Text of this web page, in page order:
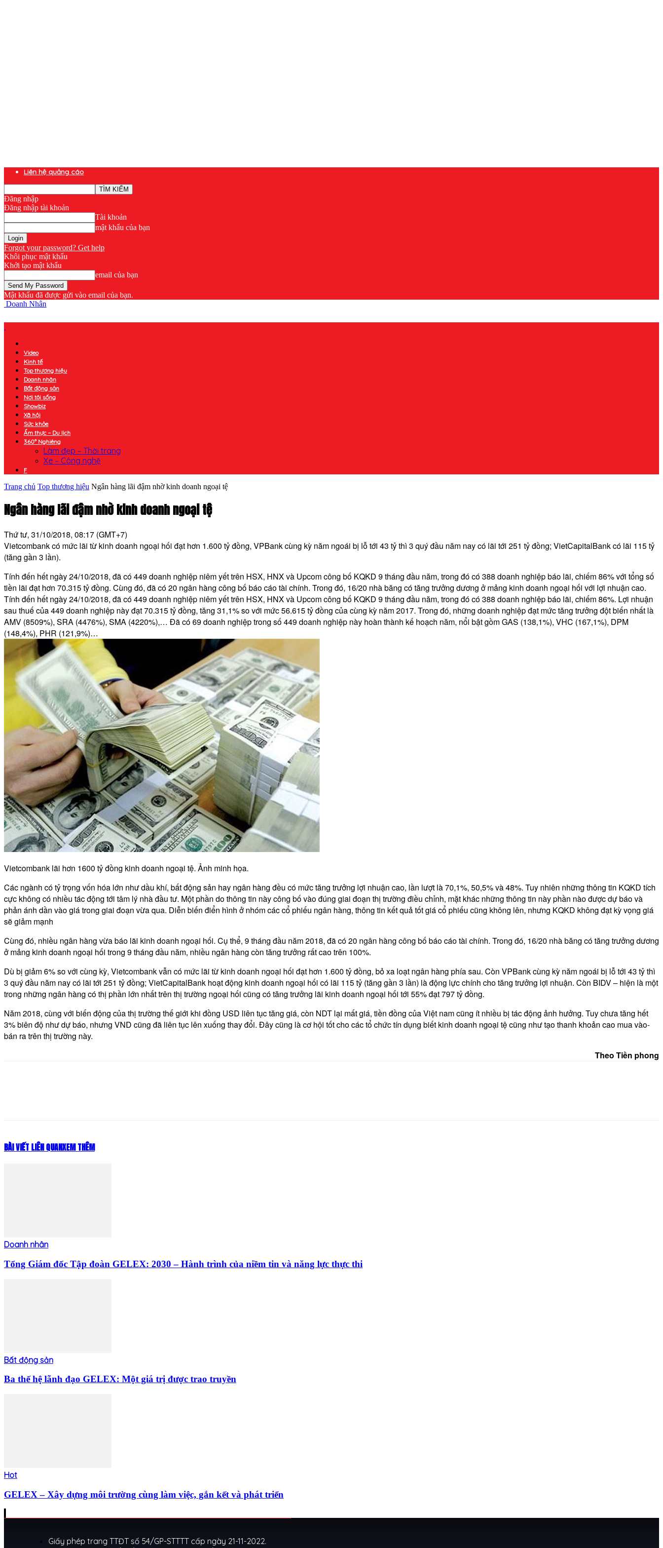
Liên hệ quảng cáo
Đăng nhập
Đăng nhập tài khoản
Tài khoản
mật khẩu của bạn
Forgot your password? Get help
Khôi phục mật khẩu
Khởi tạo mật khẩu
email của bạn
Mật khẩu đã được gửi vào email của bạn.
Doanh Nhân
Video
Kinh tế
Top thương hiệu
Doanh nhân
Bất động sản
Nơi tôi sống
Showbiz
Xã hội
Sức khỏe
Ẩm thực – Du lịch
360° Nghiêng
Làm đẹp – Thời trang
Xe – Công nghệ
F
Trang chủ Top thương hiệu Ngân hàng lãi đậm nhờ kinh doanh ngoại tệ
Ngân hàng lãi đậm nhờ kinh doanh ngoại tệ
Thứ tư, 31/10/2018, 08:17 (GMT+7)
Vietcombank có mức lãi từ kinh doanh ngoại hối đạt hơn 1.600 tỷ đồng, VPBank cùng kỳ năm ngoái bị lỗ tới 43 tỷ thì 3 quý đầu năm nay có lãi tới 251 tỷ đồng; VietCapitalBank có lãi 115 tỷ
(tăng gần 3 lần).
Tính đến hết ngày 24/10/2018, đã có 449 doanh nghiệp niêm yết trên HSX, HNX và Upcom công bố KQKD 9 tháng đầu năm, trong đó có 388 doanh nghiệp báo lãi, chiếm 86% với tổng số
tiền lãi đạt hơn 70.315 tỷ đồng. Cùng đó, đã có 20 ngân hàng công bố báo cáo tài chính. Trong đó, 16/20 nhà băng có tăng trưởng dương ở mảng kinh doanh ngoại hối với lợi nhuận cao.
Tính đến hết ngày 24/10/2018, đã có 449 doanh nghiệp niêm yết trên HSX, HNX và Upcom công bố KQKD 9 tháng đầu năm, trong đó có 388 doanh nghiệp báo lãi, chiếm 86%. Lợi nhuận
sau thuế của 449 doanh nghiệp này đạt 70.315 tỷ đồng, tăng 31,1% so với mức 56.615 tỷ đồng của cùng kỳ năm 2017. Trong đó, những doanh nghiệp đạt mức tăng trưởng đột biến nhất là
AMV (8509%), SRA (4476%), SMA (4220%),… Đã có 69 doanh nghiệp trong số 449 doanh nghiệp này hoàn thành kế hoạch năm, nổi bật gồm GAS (138,1%), VHC (167,1%), DPM
(148,4%), PHR (121,9%)…
Vietcombank lãi hơn 1600 tỷ đồng kinh doanh ngoại tệ. Ảnh minh họa.
Các ngành có tỷ trọng vốn hóa lớn như dầu khí, bất động sản hay ngân hàng đều có mức tăng trưởng lợi nhuận cao, lần lượt là 70,1%, 50,5% và 48%. Tuy nhiên những thông tin KQKD tích
cực không có nhiều tác động tới tâm lý nhà đầu tư. Một phần do thông tin này công bố vào đúng giai đoạn thị trường điều chỉnh, mặt khác những thông tin này phần nào được dự báo và
phản ánh dần vào giá trong giai đoạn vừa qua. Diễn biến điển hình ở nhóm các cổ phiếu ngân hàng, thông tin kết quả tốt giá cổ phiếu cũng không lên, nhưng KQKD không đạt kỳ vọng giá
sẽ giảm mạnh
Cùng đó, nhiều ngân hàng vừa báo lãi kinh doanh ngoại hối. Cụ thể, 9 tháng đầu năm 2018, đã có 20 ngân hàng công bố báo cáo tài chính. Trong đó, 16/20 nhà băng có tăng trưởng dương
ở mảng kinh doanh ngoại hối trong 9 tháng đầu năm, nhiều ngân hàng còn tăng trưởng rất cao trên 100%.
Dù bị giảm 6% so với cùng kỳ, Vietcombank vẫn có mức lãi từ kinh doanh ngoại hối đạt hơn 1.600 tỷ đồng, bỏ xa loạt ngân hàng phía sau. Còn VPBank cùng kỳ năm ngoái bị lỗ tới 43 tỷ thì
3 quý đầu năm nay có lãi tới 251 tỷ đồng; VietCapitalBank hoạt động kinh doanh ngoại hối có lãi 115 tỷ (tăng gần 3 lần) là động lực chính cho tăng trưởng lợi nhuận. Còn BIDV – hiện là một
trong những ngân hàng có thị phần lớn nhất trên thị trường ngoại hối cũng có tăng trưởng lãi kinh doanh ngoại hối tới 55% đạt 797 tỷ đồng.
Năm 2018, cùng với biến động của thị trường thế giới khi đồng USD liên tục tăng giá, còn NDT lại mất giá, tiền đồng của Việt nam cũng ít nhiều bị tác động ảnh hưởng. Tuy chưa tăng hết
3% biên độ như dự báo, nhưng VND cũng đã liên tục lên xuống thay đổi. Đây cũng là cơ hội tốt cho các tổ chức tín dụng biết kinh doanh ngoại tệ cũng như tạo thanh khoản cao mua vào-
bán ra trên thị trường này.
Theo Tiền phong
BÀI VIẾT LIÊN QUANXEM THÊM
Doanh nhân
Tổng Giám đốc Tập đoàn GELEX: 2030 – Hành trình của niềm tin và năng lực thực thi
Bất động sản
Ba thế hệ lãnh đạo GELEX: Một giá trị được trao truyền
Hot
GELEX – Xây dựng môi trường cùng làm việc, gắn kết và phát triển
Giấy phép trang TTĐT số 54/GP-STTTT cấp ngày 21-11-2022.